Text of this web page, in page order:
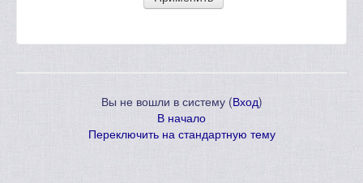
Вы не вошли в систему (Вход)
В начало
Переключить на стандартную тему